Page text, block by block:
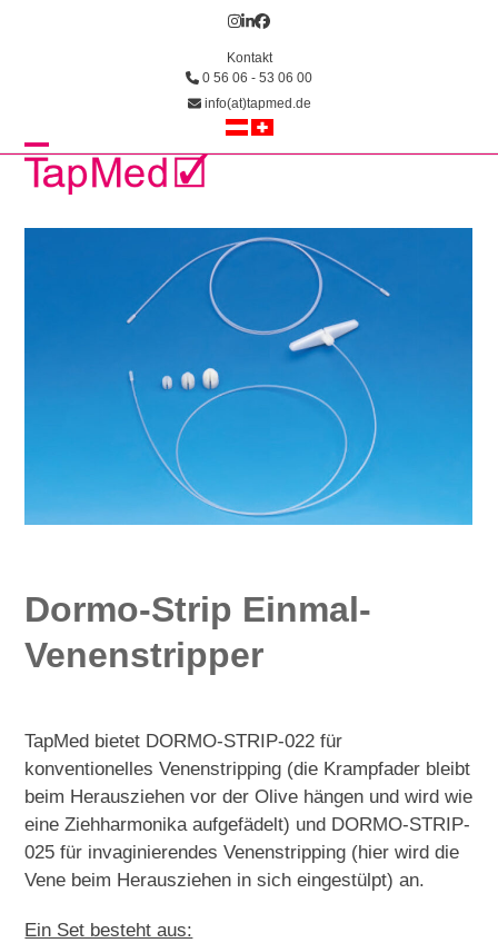
Instagram
LinkedIn
Facebook
Kontakt
0 56 06 - 53 06 00
info(at)tapmed.de
Open
Close
Dormo-Strip Einmal-
Venenstripper
TapMed bietet DORMO-STRIP-022 für
konventionelles Venenstripping (die Krampfader bleibt
beim Herausziehen vor der Olive hängen und wird wie
eine Ziehharmonika aufgefädelt) und DORMO-STRIP-
025 für invaginierendes Venenstripping (hier wird die
Vene beim Herausziehen in sich eingestülpt) an.
Ein Set besteht aus: